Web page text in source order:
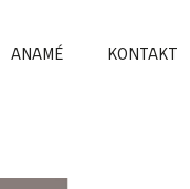
ANAMÉ KONTAKT